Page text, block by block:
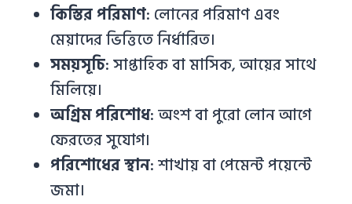
কিস্তির পরিমাণ: লোনের পরিমাণ এবং
মেয়াদের ভিত্তিতে নির্ধারিত।
সময়সূচি: সাপ্তাহিক বা মাসিক, আয়ের সাথে
মিলিয়ে।
অগ্রিম পরিশোধ: অংশ বা পুরো লোন আগে
ফেরতের সুযোগ।
পরিশোধের স্থান: শাখায় বা পেমেন্ট পয়েন্টে
জমা।